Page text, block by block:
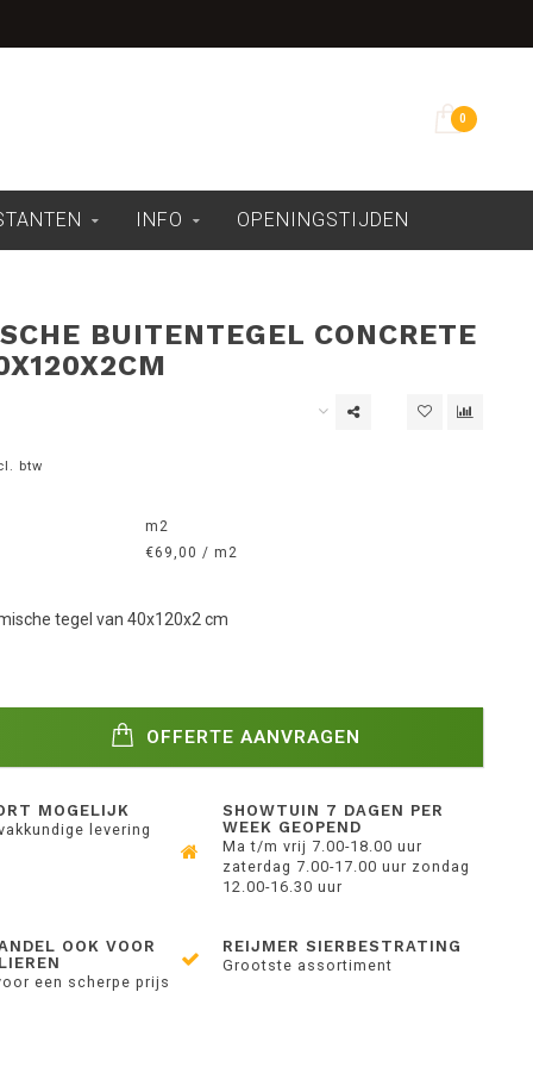
0
INFO OPENINGSTIJDEN
BUITENTEGEL CONCRETE
btw
m2
€69,00 / m2
tegel van 40x120x2 cm
OFFERTE AANVRAGEN
MOGELIJK
levering
SHOWTUIN 7 DAGEN PER
WEEK GEOPEND
Ma t/m vrij 7.00-18.00 uur
zaterdag 7.00-17.00 uur zondag
12.00-16.30 uur
OOK VOOR
een scherpe prijs
REIJMER SIERBESTRATING
Grootste assortiment